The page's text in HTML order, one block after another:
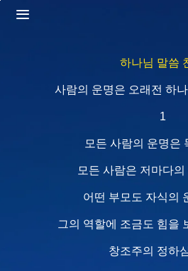
하나님 말씀
사람의 운명은 오래전 하
1
모든 사람의 운명은
모든 사람은 저마다의
어떤 부모도 자식의
그의 역할에 조금도 힘을
창조주의 정하